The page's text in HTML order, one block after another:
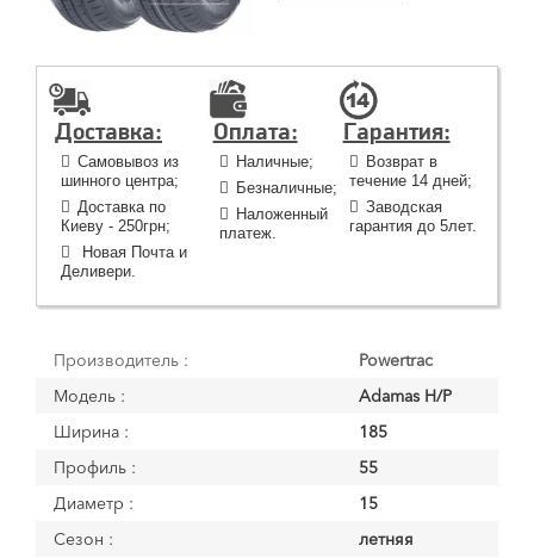
Доставка:
Самовывоз из
шинного центра;
Доставка по
Киеву - 250грн;
Новая Почта и
Деливери.
Оплата:
Наличные;
Безналичные;
Наложенный
платеж.
Гарантия:
Возврат в
течение 14 дней;
Заводская
гарантия до 5лет.
Производитель :
Powertrac
Модель :
Adamas H/P
Ширина :
185
Профиль :
55
Диаметр :
15
Сезон :
летняя